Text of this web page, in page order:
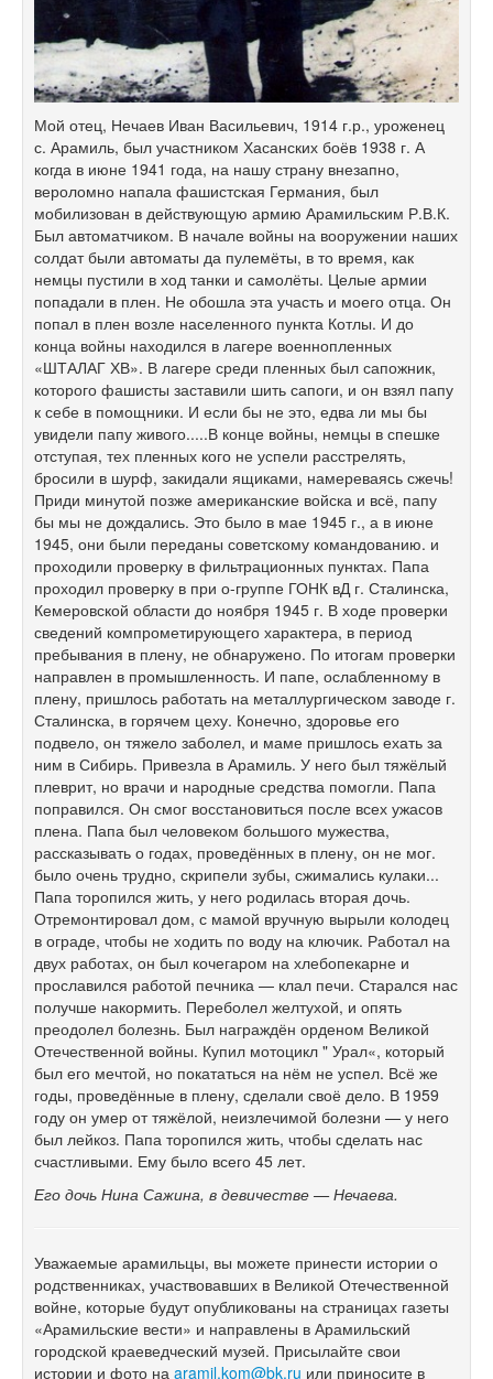
Мой отец, Нечаев Иван Васильевич, 1914 г.р., уроженец
с. Арамиль, был участником Хасанских боёв 1938 г. А
когда в июне 1941 года, на нашу страну внезапно,
вероломно напала фашистская Германия, был
мобилизован в действующую армию Арамильским Р.В.К.
Был автоматчиком. В начале войны на вооружении наших
солдат были автоматы да пулемёты, в то время, как
немцы пустили в ход танки и самолёты. Целые армии
попадали в плен. Не обошла эта участь и моего отца. Он
попал в плен возле населенного пункта Котлы. И до
конца войны находился в лагере военнопленных
«ШТАЛАГ ХВ». В лагере среди пленных был сапожник,
которого фашисты заставили шить сапоги, и он взял папу
к себе в помощники. И если бы не это, едва ли мы бы
увидели папу живого.....В конце войны, немцы в спешке
отступая, тех пленных кого не успели расстрелять,
бросили в шурф, закидали ящиками, намереваясь сжечь!
Приди минутой позже американские войска и всё, папу
бы мы не дождались. Это было в мае 1945 г., а в июне
1945, они были переданы советскому командованию. и
проходили проверку в фильтрационных пунктах. Папа
проходил проверку в при о-группе ГОНК вД г. Сталинска,
Кемеровской области до ноября 1945 г. В ходе проверки
сведений компрометирующего характера, в период
пребывания в плену, не обнаружено. По итогам проверки
направлен в промышленность. И папе, ослабленному в
плену, пришлось работать на металлургическом заводе г.
Сталинска, в горячем цеху. Конечно, здоровье его
подвело, он тяжело заболел, и маме пришлось ехать за
ним в Сибирь. Привезла в Арамиль. У него был тяжёлый
плеврит, но врачи и народные средства помогли. Папа
поправился. Он смог восстановиться после всех ужасов
плена. Папа был человеком большого мужества,
рассказывать о годах, проведённых в плену, он не мог.
было очень трудно, скрипели зубы, сжимались кулаки...
Папа торопился жить, у него родилась вторая дочь.
Отремонтировал дом, с мамой вручную вырыли колодец
в ограде, чтобы не ходить по воду на ключик. Работал на
двух работах, он был кочегаром на хлебопекарне и
прославился работой печника — клал печи. Старался нас
получше накормить. Переболел желтухой, и опять
преодолел болезнь. Был награждён орденом Великой
Отечественной войны. Купил мотоцикл " Урал«, который
был его мечтой, но покататься на нём не успел. Всё же
годы, проведённые в плену, сделали своё дело. В 1959
году он умер от тяжёлой, неизлечимой болезни — у него
был лейкоз. Папа торопился жить, чтобы сделать нас
счастливыми. Ему было всего 45 лет.
Его дочь Нина Сажина, в девичестве — Нечаева.
Уважаемые арамильцы, вы можете принести истории о
родственниках, участвовавших в Великой Отечественной
войне, которые будут опубликованы на страницах газеты
«Арамильские вести» и направлены в Арамильский
городской краеведческий музей. Присылайте свои
истории и фото на aramil.kom@bk.ru или приносите в